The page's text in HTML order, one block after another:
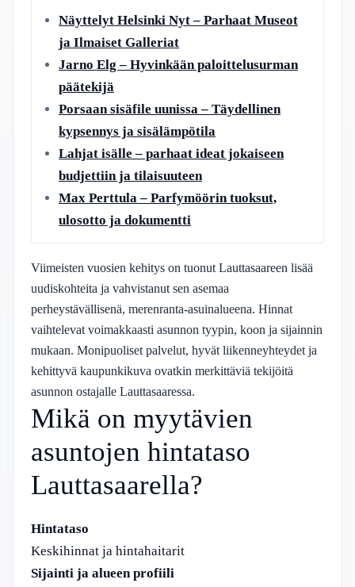
Näyttelyt Helsinki Nyt – Parhaat Museot
ja Ilmaiset Galleriat
Jarno Elg – Hyvinkään paloittelusurman
päätekijä
Porsaan sisäfile uunissa – Täydellinen
kypsennys ja sisälämpötila
Lahjat isälle – parhaat ideat jokaiseen
budjettiin ja tilaisuuteen
Max Perttula – Parfymöörin tuoksut,
ulosotto ja dokumentti
Viimeisten vuosien kehitys on tuonut Lauttasaareen lisää
uudiskohteita ja vahvistanut sen asemaa
perheystävällisenä, merenranta-asuinalueena. Hinnat
vaihtelevat voimakkaasti asunnon tyypin, koon ja sijainnin
mukaan. Monipuoliset palvelut, hyvät liikenneyhteydet ja
kehittyvä kaupunkikuva ovatkin merkittäviä tekijöitä
asunnon ostajalle Lauttasaaressa.
Mikä on myytävien
asuntojen hintataso
Lauttasaarella?
Hintataso
Keskihinnat ja hintahaitarit
Sijainti ja alueen profiili